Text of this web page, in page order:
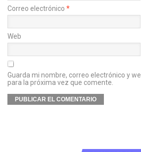
Correo electrónico *
Web
Guarda mi nombre, correo electrónico y
para la próxima vez que comente.